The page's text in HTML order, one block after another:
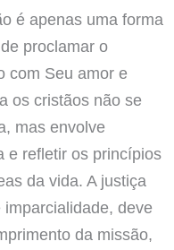
é apenas uma forma
proclamar o
com Seu amor e
os cristãos não se
mas envolve
e refletir os princípios
da vida. A justiça
deve
da missão,